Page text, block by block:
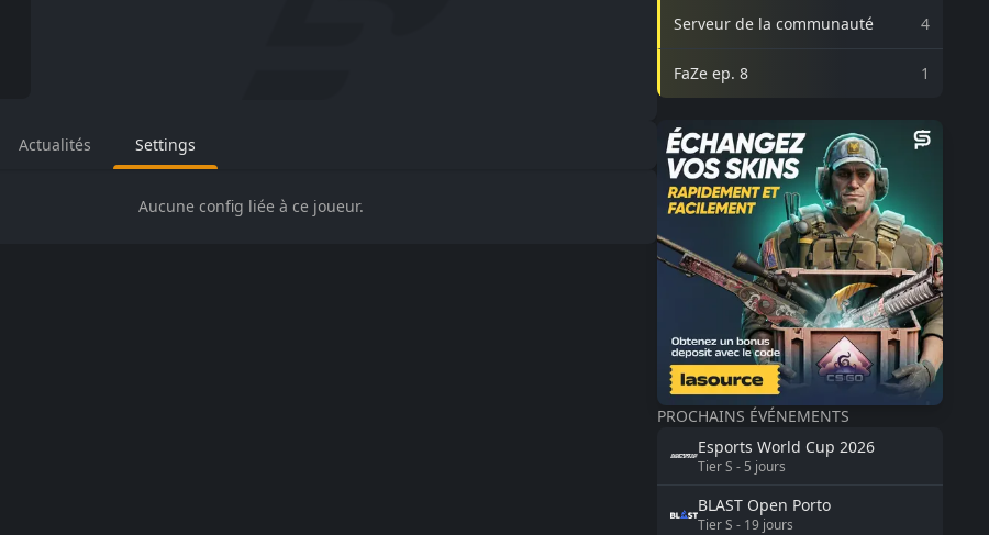
Actualités Settings
Aucune config liée à ce joueur.
Serveur de la communauté 4
FaZe ep. 8 1
PROCHAINS ÉVÉNEMENTS
Esports World Cup 2026
TierS - 5 jours
BLAST Open Porto
TierS - 19 jours